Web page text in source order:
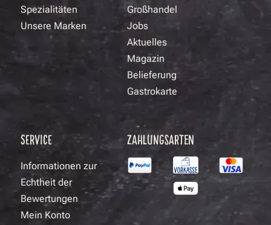
Spezialitäten
Unsere Marken
Großhandel
Jobs
Aktuelles
Magazin
Belieferung
Gastrokarte
SERVICE
Informationen zur
Echtheit der
Bewertungen
Mein Konto
ZAHLUNGSARTEN